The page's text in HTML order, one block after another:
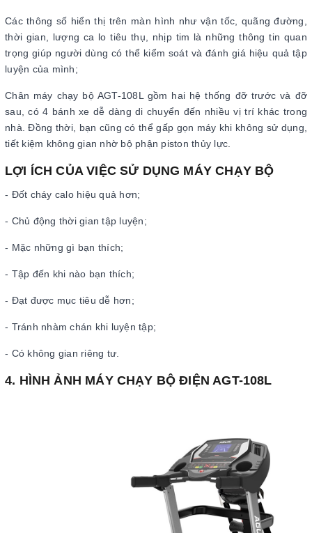
Các thông số hiển thị trên màn hình như vận tốc, quãng đường,
thời gian, lượng ca lo tiêu thụ, nhịp tim là những thông tin quan
trọng giúp người dùng có thể kiểm soát và đánh giá hiệu quả tập
luyện của mình;
Chân máy chạy bộ AGT-108L gồm hai hệ thống đỡ trước và đỡ
sau, có 4 bánh xe dễ dàng di chuyển đến nhiều vị trí khác trong
nhà. Đồng thời, bạn cũng có thể gấp gọn máy khi không sử dụng,
tiết kiệm không gian nhờ bộ phận piston thủy lực.
LỢI ÍCH CỦA VIỆC SỬ DỤNG MÁY CHẠY BỘ
- Đốt cháy calo hiệu quả hơn;
- Chủ động thời gian tập luyện;
- Mặc những gì bạn thích;
- Tập đến khi nào bạn thích;
- Đạt được mục tiêu dễ hơn;
- Tránh nhàm chán khi luyện tập;
- Có không gian riêng tư.
4. HÌNH ẢNH MÁY CHẠY BỘ ĐIỆN AGT-108L